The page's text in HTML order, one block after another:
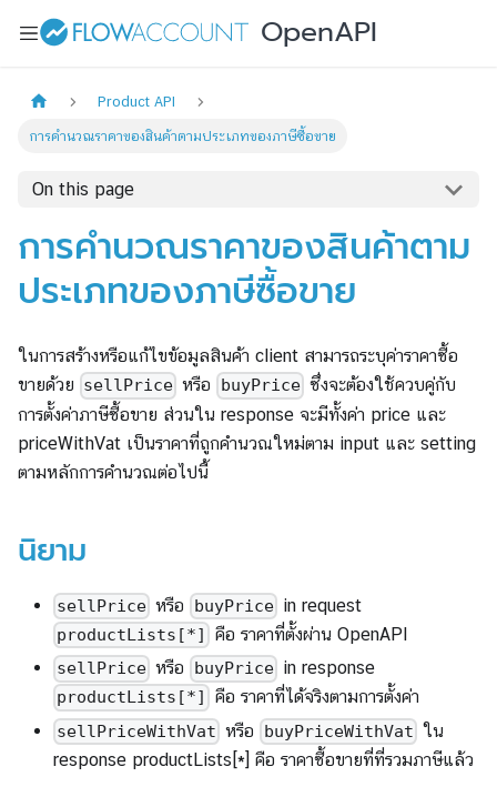
Product API
การคำนวณราคาของสินค้าตามประเภทของภาษีซื้อขาย
On this page
การคำนวณราคาของสินค้าตาม
ประเภทของภาษีซื้อขาย
ในการสร้างหรือแก้ไขข้อมูลสินค้า client สามารถระบุค่าราคาซื้อ
ขายด้วย sellPrice หรือ buyPrice ซึ่งจะต้องใช้ควบคู่กับ
การตั้งค่าภาษีซื้อขาย ส่วนใน response จะมีทั้งค่า price และ
priceWithVat เป็นราคาที่ถูกคำนวณใหม่ตาม input และ setting
ตามหลักการคำนวณต่อไปนี้
นิยาม
sellPrice หรือ buyPrice in request
productLists[*] คือ ราคาที่ตั้งผ่าน OpenAPI
sellPrice หรือ buyPrice in response
productLists[*] คือ ราคาที่ได้จริงตามการตั้งค่า
sellPriceWithVat หรือ buyPriceWithVat ใน
response productLists[*] คือ ราคาซื้อขายที่ที่รวมภาษีแล้ว